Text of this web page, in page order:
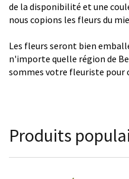
de la disponibilité et une
nous copions les fleurs du
Les fleurs seront bien
n'importe quelle région de
sommes votre fleuriste pour
Produits